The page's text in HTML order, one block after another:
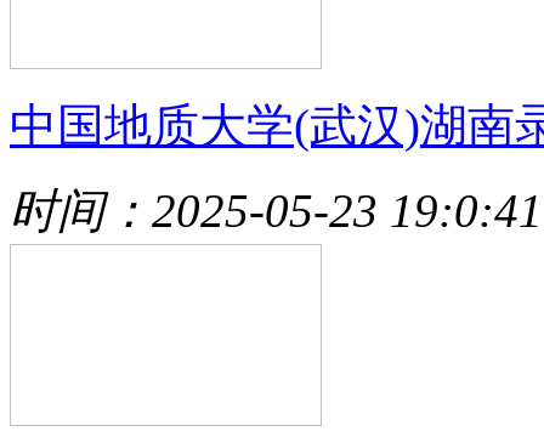
中国地质大学(武汉)湖南
时间：2025-05-23 19:0:41